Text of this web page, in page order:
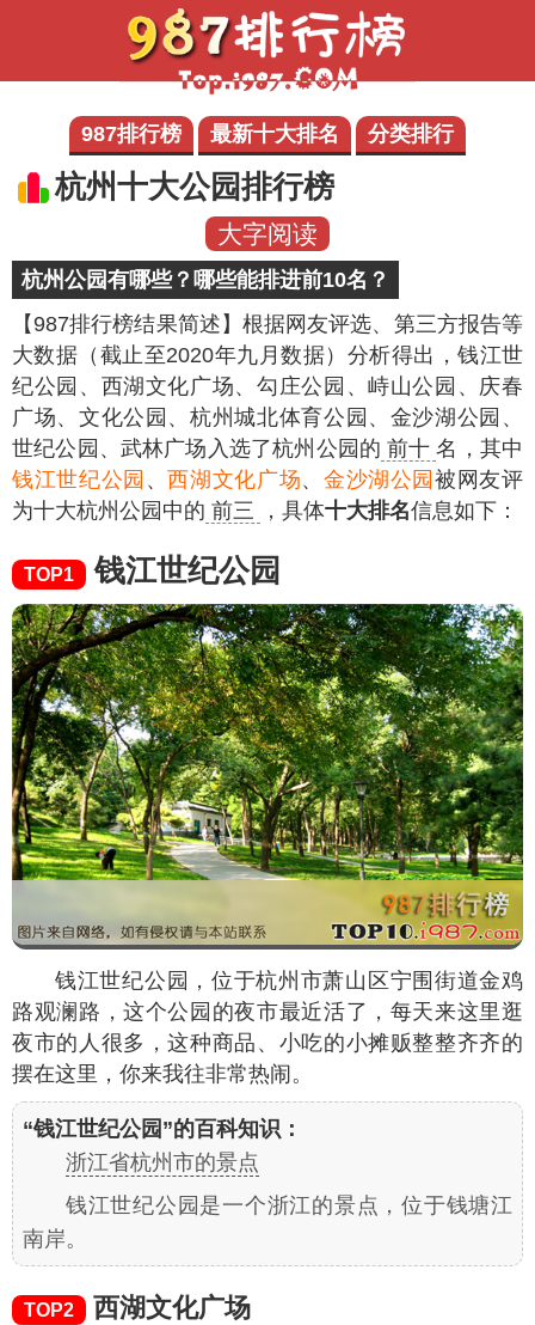
987排行榜 最新十大排名 分类排行
杭州十大公园排行榜
大字阅读
杭州公园有哪些？哪些能排进前10名？
【987排行榜结果简述】 根据网友评选、第三方报告等
大数据（截止至2020年九月数据）分析得出，钱江世
纪公园、西湖文化广场、勾庄公园、峙山公园、庆春
广场、文化公园、杭州城北体育公园、金沙湖公园、
世纪公园、武林广场入选了杭州公园的 前十 名，其中
钱江世纪公园 、西湖文化广场、 金沙湖公园被网友评
为十大杭州公园中的 前三 ，具体十大排名信息如下：
TOP1 钱江世纪公园
钱江世纪公园，位于杭州市萧山区宁围街道金鸡
路观澜路，这个公园的夜市最近活了，每天来这里逛
夜市的人很多，这种商品、小吃的小摊贩整整齐齐的
摆在这里，你来我往非常热闹。
“钱江世纪公园”的百科知识：
浙江省杭州市的景点
钱江世纪公园是一个浙江的景点，位于钱塘江
南岸。
TOP2 西湖文化广场